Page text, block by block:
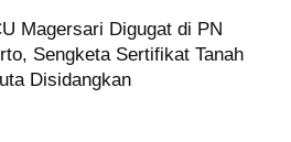
Magersari Digugat di PN
Sengketa Sertifikat Tanah
Disidangkan